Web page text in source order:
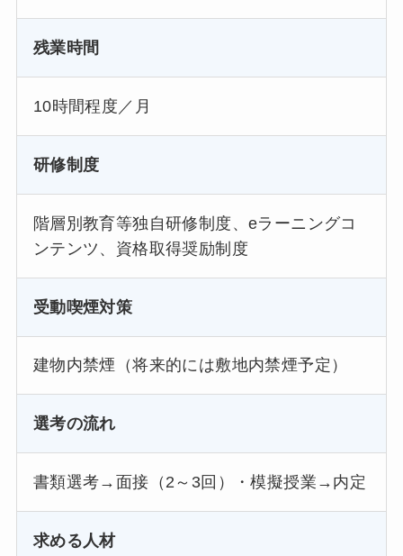
残業時間
10時間程度／月
研修制度
階層別教育等独自研修制度、eラーニングコ
ンテンツ、資格取得奨励制度
受動喫煙対策
建物内禁煙（将来的には敷地内禁煙予定）
選考の流れ
書類選考→面接（2～3回）・模擬授業→内定
求める人材